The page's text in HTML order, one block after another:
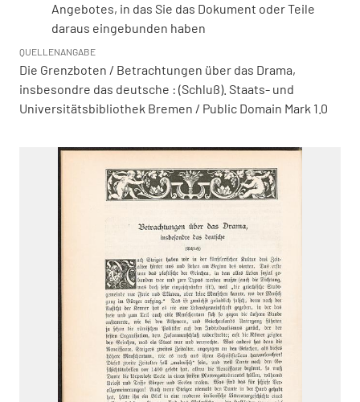
Angebotes, in das Sie das Dokument oder Teile
daraus eingebunden haben
QUELLENANGABE
Die Grenzboten / Betrachtungen über das Drama,
insbesondre das deutsche : (Schluß). Staats- und
Universitätsbibliothek Bremen / Public Domain Mark 1.0